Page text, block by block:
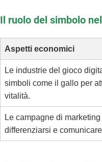
Il ruolo del simbolo
Aspetti economici
Le industrie del gioco
simboli come il gallo per
vitalità.
Le campagne di
differenziarsi e